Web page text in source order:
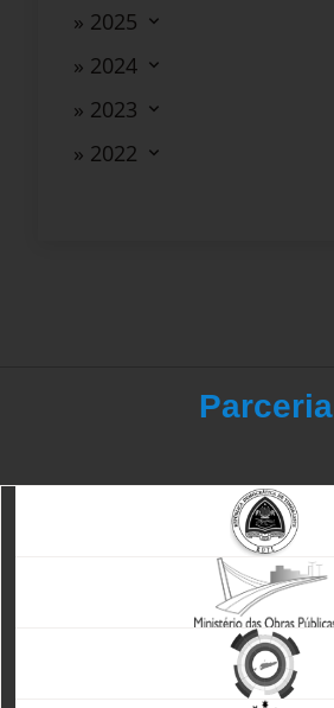
» 2025
» 2024
» 2023
» 2022
Parceria